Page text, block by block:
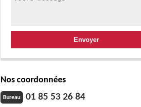
Nos coordonnées
Bureau 01 85 53 26 84